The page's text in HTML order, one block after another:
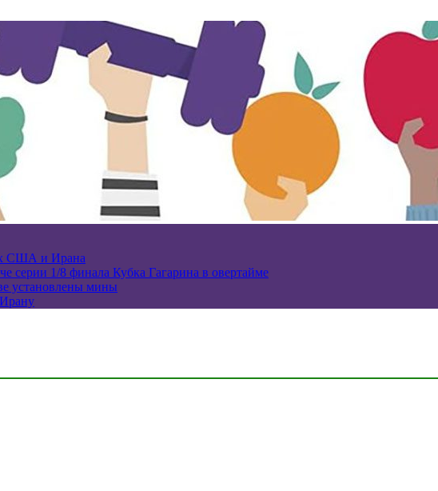
США и Ирана
1/8 финала Кубка Гагарина в овертайме
установлены мины